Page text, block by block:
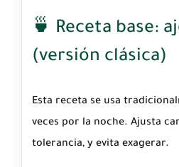
🍵 Receta base:
(versión clásica)
Esta receta se usa
veces por la noche. Ajusta
tolerancia, y evita exagerar.